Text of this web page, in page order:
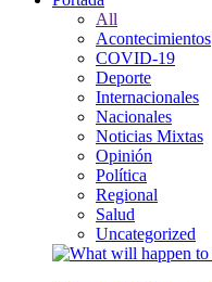
All
Acontecimientos
COVID-19
Deporte
Internacionales
Nacionales
Noticias Mixtas
Opinión
Política
Regional
Salud
Uncategorized